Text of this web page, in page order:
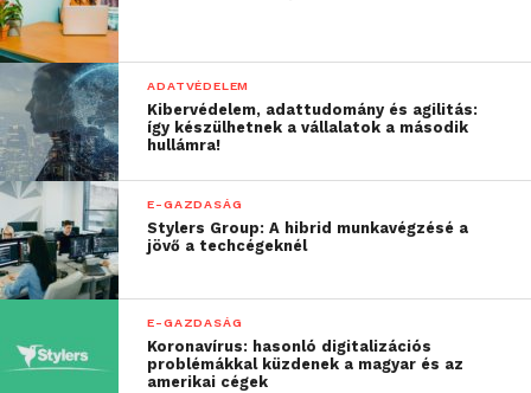
ADATVÉDELEM
Kibervédelem, adattudomány és agilitás:
így készülhetnek a vállalatok a második
hullámra!
E-GAZDASÁG
Stylers Group: A hibrid munkavégzésé a
jövő a techcégeknél
E-GAZDASÁG
Koronavírus: hasonló digitalizációs
problémákkal küzdenek a magyar és az
amerikai cégek